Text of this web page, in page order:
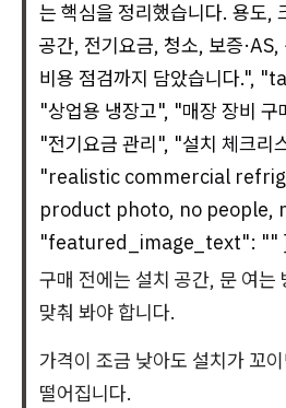
는 핵심을 정리했습니다. 용도,
공간, 전기요금, 청소, 보증·AS,
비용 점검까지 담았습니다.",
"상업용 냉장고", "매장 장비
"전기요금 관리", "설치 체크
"realistic commercial
product photo, no people,
"featured_image_text": ""
구매 전에는 설치 공간, 문 여는
맞춰 봐야 합니다.
가격이 조금 낮아도 설치가 꼬
떨어집니다.